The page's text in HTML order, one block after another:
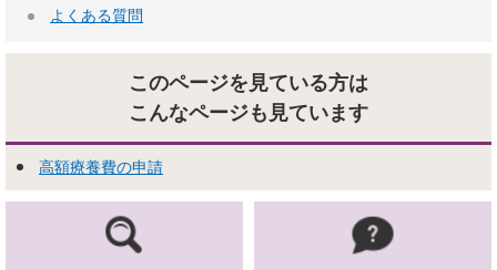
よくある質問
このページを見ている方は
こんなページも見ています
高額療養費の申請